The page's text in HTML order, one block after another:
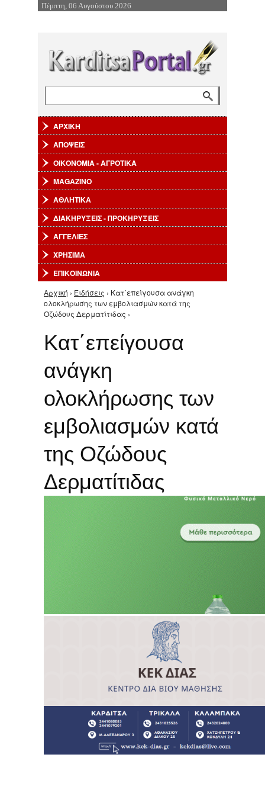
Επιστροφή στην Πλοήγηση
Πέμπτη, 06 Αυγούστου 2026
ΑΡΧΙΚΗ
ΑΠΟΨΕΙΣ
ΟΙΚΟΝΟΜΙΑ - ΑΓΡΟΤΙΚΑ
MAGAZINO
ΑΘΛΗΤΙΚΑ
ΔΙΑΚΗΡΥΞΕΙΣ - ΠΡΟΚΗΡΥΞΕΙΣ
ΑΓΓΕΛΙΕΣ
ΧΡΗΣΙΜΑ
ΕΠΙΚΟΙΝΩΝΙΑ
Είστε εδώ
Αρχική › Ειδήσεις › Κατ΄επείγουσα ανάγκη
ολοκλήρωσης των εμβολιασμών κατά της
Οζώδους Δερματίτιδας ›
Κατ΄επείγουσα
ανάγκη
ολοκλήρωσης των
εμβολιασμών κατά
της Οζώδους
Δερματίτιδας